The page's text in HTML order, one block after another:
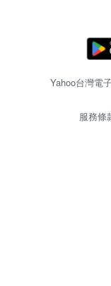
Yahoo台灣電
服務條